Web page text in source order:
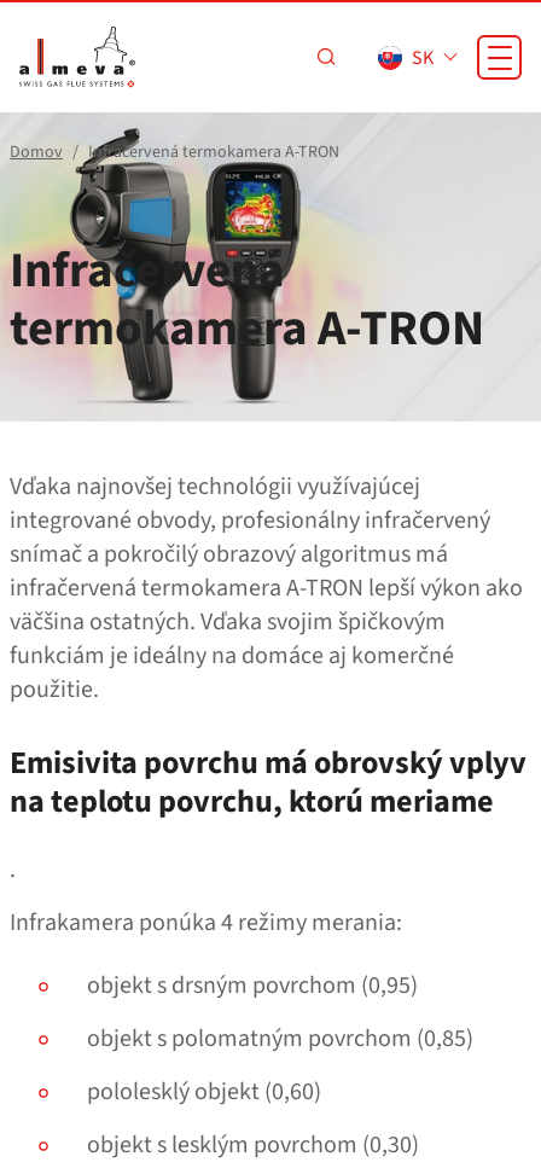
SK
Domov Infračervená termokamera A‑TRON
Infračervená
termokamera A‑TRON
Vďaka najnovšej technológii využívajúcej
integrované obvody, profesionálny infračervený
snímač a pokročilý obrazový algoritmus má
infračervená termokamera A‑TRON lepší výkon ako
väčšina ostatných. Vďaka svojim špičkovým
funkciám je ideálny na domáce aj komerčné
použitie.
Emisivita povrchu má obrovský vplyv
na teplotu povrchu, ktorú meriame
.
Infrakamera ponúka 4 režimy merania:
objekt s drsným povrchom (0,95)
objekt s polomatným povrchom (0,85)
pololesklý objekt (0,60)
objekt s lesklým povrchom (0,30)